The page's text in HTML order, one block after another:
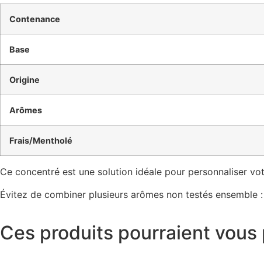
Contenance
Base
Origine
Arômes
Frais/Mentholé
Ce concentré est une solution idéale pour personnaliser
Évitez de combiner plusieurs arômes non testés
Ces produits pourraient vous